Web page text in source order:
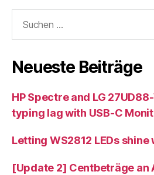
nach:
Neueste Beiträge
HP Spectre and LG
typing lag with USB-C
Letting WS2812 LEDs
[Update 2] Centbeträge an